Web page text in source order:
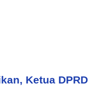
Ketua DPRD